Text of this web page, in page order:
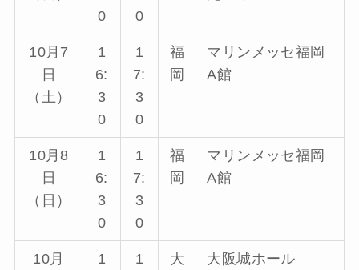
0
0
10月7
日
（土）
1
6:
3
0
1
7:
3
0
福
岡
マリンメッセ福岡
A館
10月8
日
（日）
1
6:
3
0
1
7:
3
0
福
岡
マリンメッセ福岡
A館
10月
1
1
大
大阪城ホール